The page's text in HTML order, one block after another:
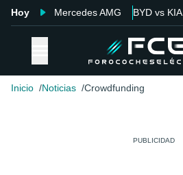
Hoy Mercedes AMG BYD vs KIA
Inicio Noticias Crowdfunding